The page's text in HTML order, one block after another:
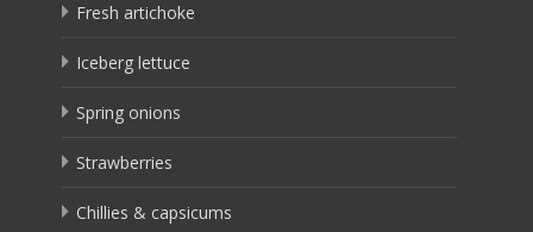
Fresh artichoke
Iceberg lettuce
Spring onions
Strawberries
Chillies & capsicums